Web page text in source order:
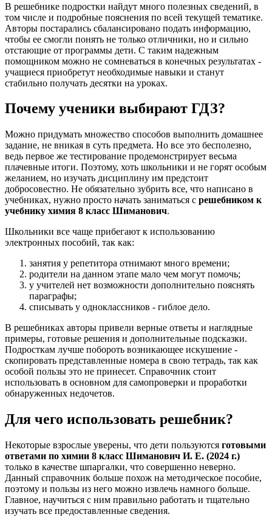
В решебнике подростки найдут много полезных сведений, в
том числе и подробные пояснения по всей текущей тематике.
Авторы постарались сбалансировано подать информацию,
чтобы ее смогли понять не только отличники, но и сильно
отстающие от программы дети. С таким надежным
помощником можно не сомневаться в конечных результатах -
учащиеся приобретут необходимые навыки и станут
стабильно получать десятки на уроках.
Почему ученики выбирают ГДЗ?
Можно придумать множество способов выполнить домашнее
задание, не вникая в суть предмета. Но все это бесполезно,
ведь первое же тестирование продемонстрирует весьма
плачевные итоги. Поэтому, хоть школьники и не горят особым
желанием, но изучать дисциплину им предстоит
добросовестно. Не обязательно зубрить все, что написано в
учебниках, нужно просто начать заниматься с решебником к
учебнику химия 8 класс Шиманович.
Школьники все чаще прибегают к использованию
электронных пособий, так как:
занятия у репетитора отнимают много времени;
родители на данном этапе мало чем могут помочь;
у учителей нет возможности дополнительно пояснять
параграфы;
списывать у одноклассников - гиблое дело.
В решебниках авторы привели верные ответы и наглядные
примеры, готовые решения и дополнительные подсказки.
Подросткам лучше побороть возникающее искушение -
скопировать представленные номера в свою тетрадь, так как
особой пользы это не принесет. Справочник стоит
использовать в основном для самопроверки и проработки
обнаруженных недочетов.
Для чего использовать решебник?
Некоторые взрослые уверены, что дети пользуются готовыми
ответами по химии 8 класс Шиманович И. Е. (2024 г.)
только в качестве шпаргалки, что совершенно неверно.
Данный справочник больше похож на методическое пособие,
поэтому и пользы из него можно извлечь намного больше.
Главное, научиться с ним правильно работать и тщательно
изучать все предоставленные сведения.